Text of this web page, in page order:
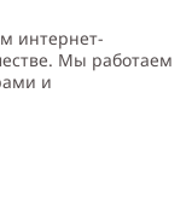
интернет-
Мы работаем
и